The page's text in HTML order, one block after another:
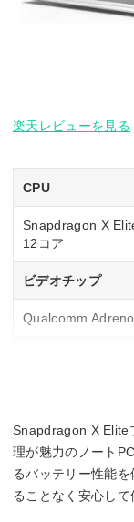
楽天レビューを見る
CPU
Snapdragon X
12コア
ビデオチップ
Qualcomm Adreno
メモリ容量
Snapdragon X Elite
理が魅力のノート
るバッテリー性能
ることなく安心して